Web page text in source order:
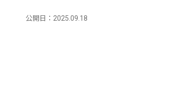
公開日：2025.09.18